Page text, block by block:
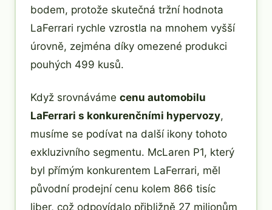
bodem, protože skutečná tržní hodnota
LaFerrari rychle vzrostla na mnohem vyšší
úrovně, zejména díky omezené produkci
pouhých 499 kusů.
Když srovnáváme cenu automobilu
LaFerrari s konkurenčními hypervozy,
musíme se podívat na další ikony tohoto
exkluzivního segmentu. McLaren P1, který
byl přímým konkurentem LaFerrari, měl
původní prodejní cenu kolem 866 tisíc
liber, což odpovídalo přibližně 27 milionům